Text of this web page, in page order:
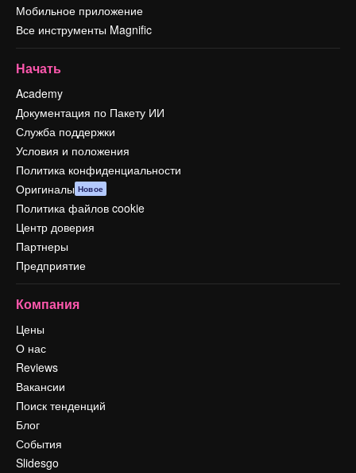
Мобильное приложение
Все инструменты Magnific
Начать
Academy
Документация по Пакету ИИ
Служба поддержки
Условия и положения
Политика конфиденциальности
Оригиналы Новое
Политика файлов cookie
Центр доверия
Партнеры
Предприятие
Компания
Цены
О нас
Reviews
Вакансии
Поиск тенденций
Блог
События
Slidesgo